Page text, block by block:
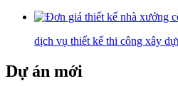
dịch vụ thiết kế thi công xây
Dự án mới